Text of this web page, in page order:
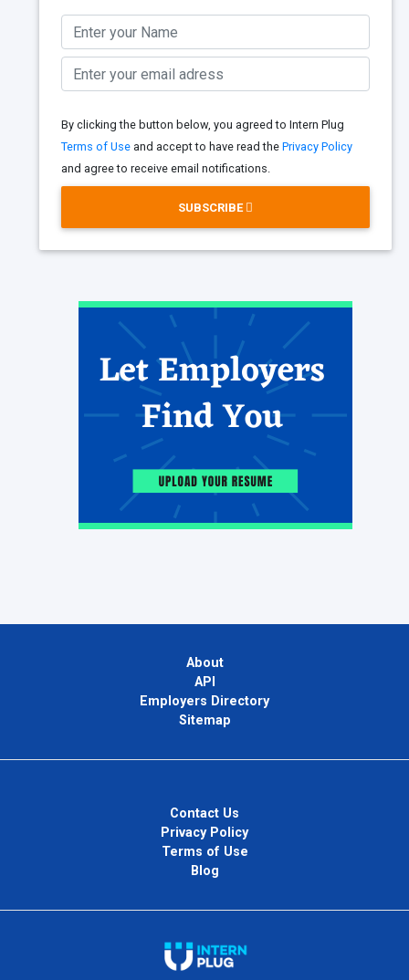
By clicking the button below, you agreed to Intern Plug
Terms of Use and accept to have read the Privacy Policy
and agree to receive email notifications.
SUBSCRIBE
About
API
Employers Directory
Sitemap
Contact Us
Privacy Policy
Terms of Use
Blog